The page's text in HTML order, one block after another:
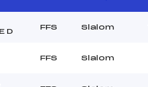
D
FFS Slalom
FFS Slalom